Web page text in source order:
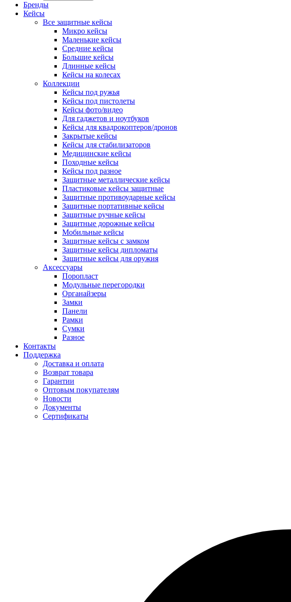
Бренды
Кейсы
Все защитные кейсы
Микро кейсы
Маленькие кейсы
Средние кейсы
Большие кейсы
Длинные кейсы
Кейсы на колесах
Коллекции
Кейсы под ружья
Кейсы под пистолеты
Кейсы фото/видео
Для гаджетов и ноутбуков
Кейсы для квадрокоптеров/дронов
Закрытые кейсы
Кейсы для стабилизаторов
Медицинские кейсы
Походные кейсы
Кейсы под разное
Защитные металлические кейсы
Пластиковые кейсы защитные
Защитные противоударные кейсы
Защитные портативные кейсы
Защитные ручные кейсы
Защитные дорожные кейсы
Мобильные кейсы
Защитные кейсы с замком
Защитные кейсы дипломаты
Защитные кейсы для оружия
Аксессуары
Поропласт
Модульные перегородки
Органайзеры
Замки
Панели
Рамки
Сумки
Разное
Контакты
Поддержка
Доставка и оплата
Возврат товара
Гарантии
Оптовым покупателям
Новости
Документы
Сертификаты